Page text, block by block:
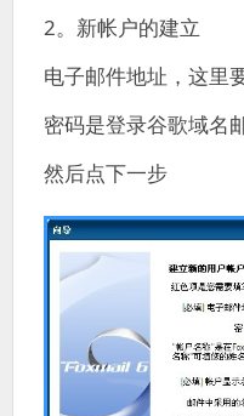
2。新帐户的建立
电子邮件地址，这里
密码是登录谷歌域名
然后点下一步